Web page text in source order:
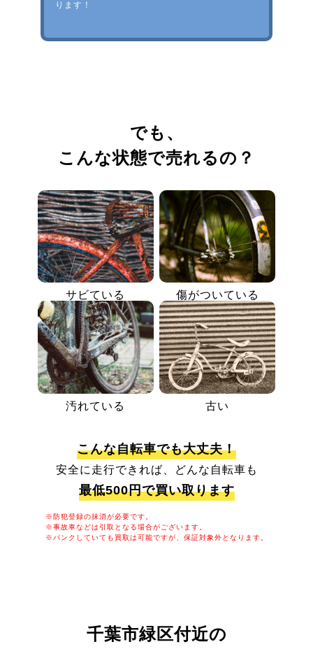
ります！
でも、
こんな状態で売れるの？
サビている 傷がついている
汚れている 古い
こんな自転車でも大丈夫！
安全に走行できれば、どんな自転車も
最低500円で買い取ります
※防犯登録の抹消が必要です。
※事故車などは引取となる場合がございます。
※パンクしていても買取は可能ですが、保証対象外となります。
千葉市緑区付近の